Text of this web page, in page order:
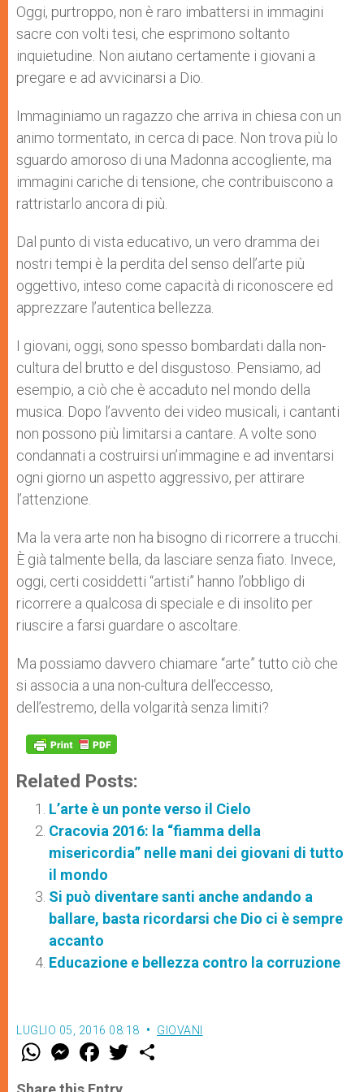
Oggi, purtroppo, non è raro imbattersi in immagini
sacre con volti tesi, che esprimono soltanto
inquietudine. Non aiutano certamente i giovani a
pregare e ad avvicinarsi a Dio.
Immaginiamo un ragazzo che arriva in chiesa con un
animo tormentato, in cerca di pace. Non trova più lo
sguardo amoroso di una Madonna accogliente, ma
immagini cariche di tensione, che contribuiscono a
rattristarlo ancora di più.
Dal punto di vista educativo, un vero dramma dei
nostri tempi è la perdita del senso dell’arte più
oggettivo, inteso come capacità di riconoscere ed
apprezzare l’autentica bellezza.
I giovani, oggi, sono spesso bombardati dalla non-
cultura del brutto e del disgustoso. Pensiamo, ad
esempio, a ciò che è accaduto nel mondo della
musica. Dopo l’avvento dei video musicali, i cantanti
non possono più limitarsi a cantare. A volte sono
condannati a costruirsi un’immagine e ad inventarsi
ogni giorno un aspetto aggressivo, per attirare
l’attenzione.
Ma la vera arte non ha bisogno di ricorrere a trucchi.
È già talmente bella, da lasciare senza fiato. Invece,
oggi, certi cosiddetti “artisti” hanno l’obbligo di
ricorrere a qualcosa di speciale e di insolito per
riuscire a farsi guardare o ascoltare.
Ma possiamo davvero chiamare “arte” tutto ciò che
si associa a una non-cultura dell’eccesso,
dell’estremo, della volgarità senza limiti?
Related Posts:
L’arte è un ponte verso il Cielo
Cracovia 2016: la “fiamma della
misericordia” nelle mani dei giovani di tutto
il mondo
Si può diventare santi anche andando a
ballare, basta ricordarsi che Dio ci è sempre
accanto
Educazione e bellezza contro la corruzione
LUGLIO 05, 2016 08:18 GIOVANI
W
t
M
e
s
F
a
e
w